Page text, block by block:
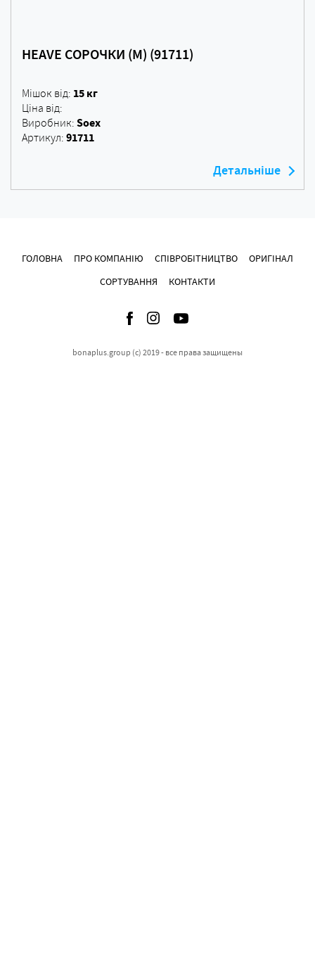
HEAVE СОРОЧКИ (M) (91711)
Мішок від: 15 кг
Ціна від:
Виробник: Soex
Артикул: 91711
Детальніше
ГОЛОВНА ПРО КОМПАНІЮ СПІВРОБІТНИЦТВО
ОРИГІНАЛ
СОРТУВАННЯ
КОНТАКТИ
bonaplus.group (c) 2019 - все права защищены